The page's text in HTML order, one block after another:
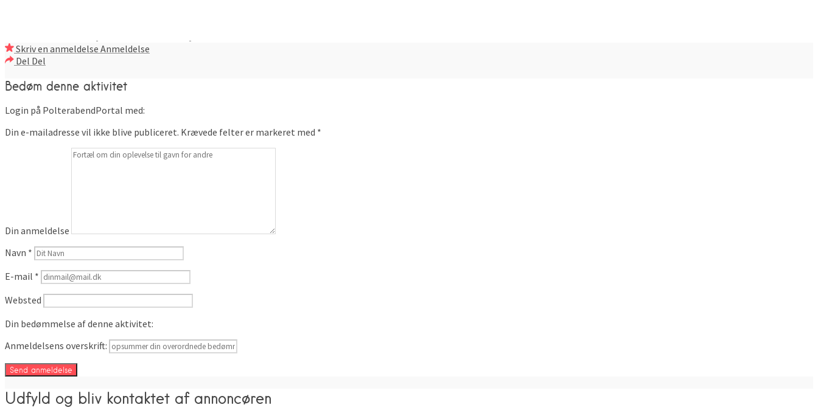
Skriv en anmeldelse Anmeldelse
Del Del
Bedøm denne aktivitet
Login på PolterabendPortal med:
Din e-mailadresse vil ikke blive publiceret. Krævede felter er markeret med *
Din anmeldelse
Navn *
E-mail *
Websted
Din bedømmelse af denne aktivitet:
Anmeldelsens overskrift:
Udfyld og bliv kontaktet af annoncøren